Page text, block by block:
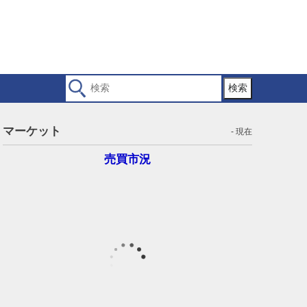
検索
マーケット - 現在
売買市況